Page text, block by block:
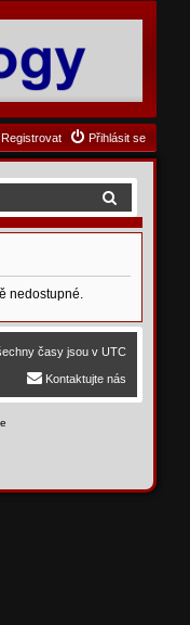
Přihlásit se
Registrovat
d
t
nedostupné.
časy jsou v UTC
Kontaktujte nás